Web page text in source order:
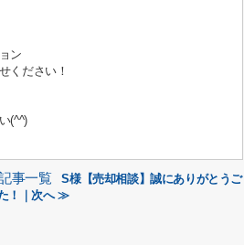
ン
ください！
(^^)
事一覧
S様【売却相談】誠にありがとうご
！｜次へ ≫